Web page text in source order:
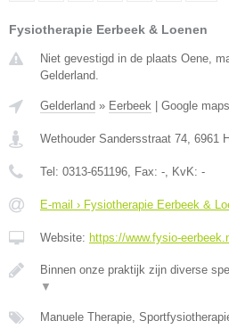
Fysiotherapie Eerbeek & Loenen
Niet gevestigd in de plaats Oene,
Gelderland.
Gelderland » Eerbeek Google maps
Wethouder Sandersstraat 74, 6961
Tel: 0313-651196, Fax: -, KvK: -
E-mail › Fysiotherapie Eerbeek &
Website: https://www.fysio-
Binnen onze praktijk zijn diverse
▼
Manuele Therapie,